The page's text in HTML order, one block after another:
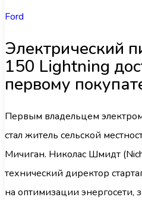
Ford
Электрический
150 Lightning
первому
Первым владельцем
стал житель сельской
Мичиган. Николас Шмидт
технический директор
на оптимизации энергосети,